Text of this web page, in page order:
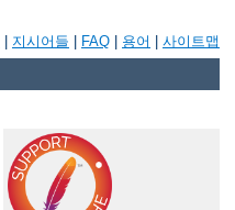
지시어들 FAQ 용어 사이트맵